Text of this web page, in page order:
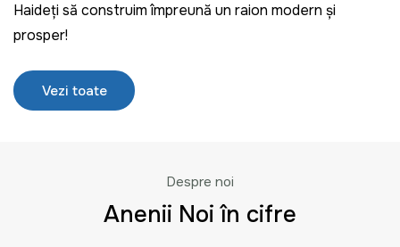
Haideți să construim împreună un raion modern și
prosper!
Vezi toate
Despre noi
Anenii Noi în cifre